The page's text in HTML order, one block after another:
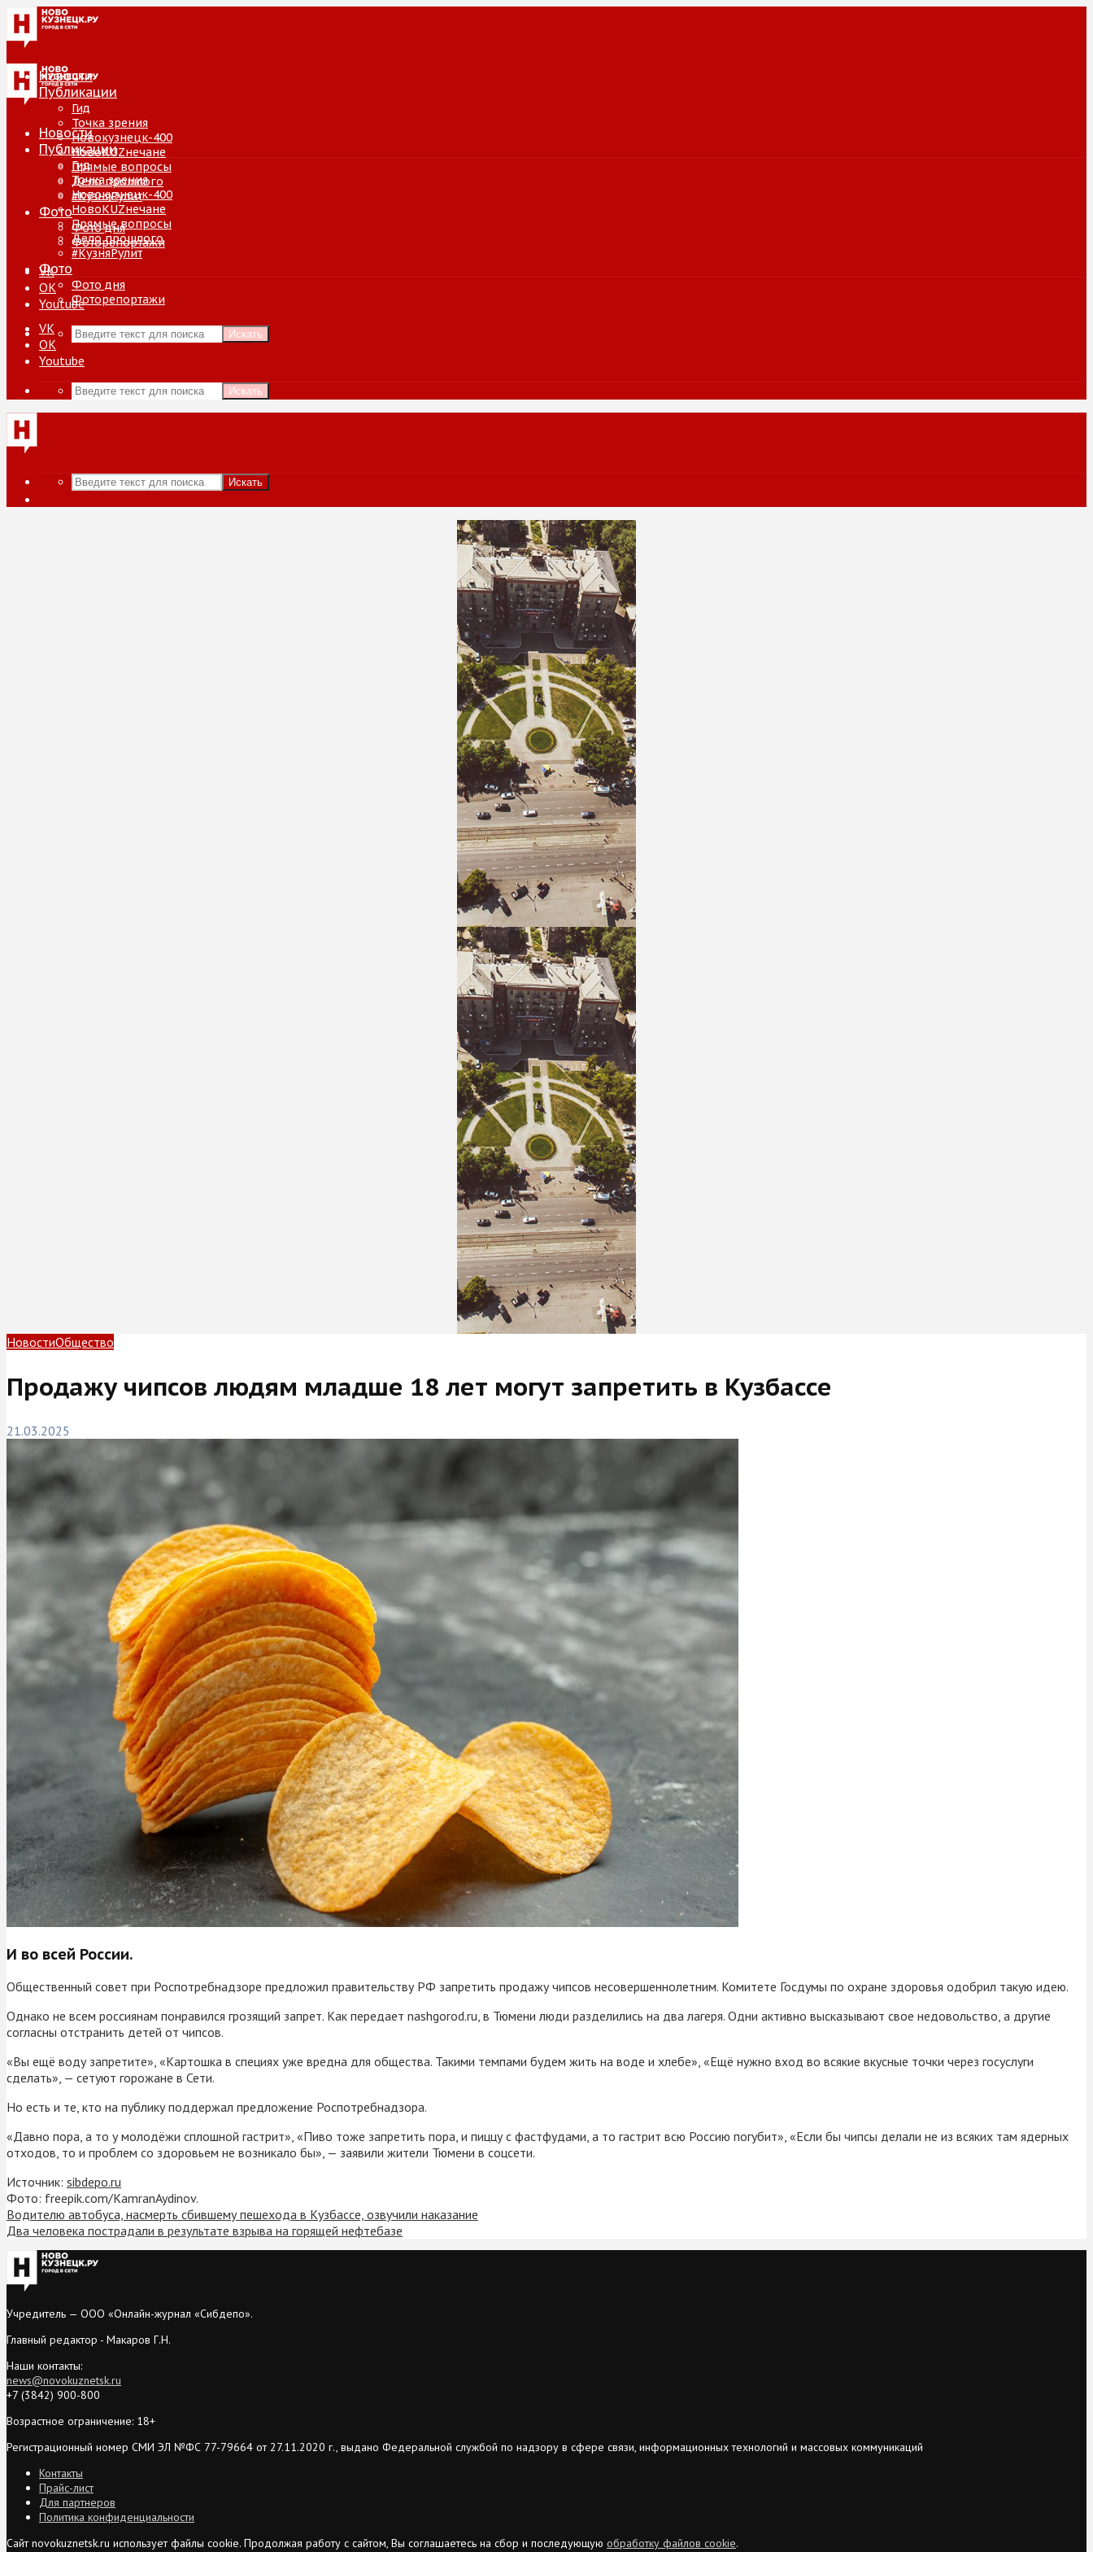
Новости
Публикации
Гид
Точка зрения
Новокузнецк-400
НовоKUZнечане
Прямые вопросы
Дело прошлого
#КузняРулит
Фото
Фото дня
Фоторепортажи
VK
ОК
Youtube
Искать
Новости
Публикации
Гид
Точка зрения
Новокузнецк-400
НовоKUZнечане
Прямые вопросы
Дело прошлого
#КузняРулит
Фото
Фото дня
Фоторепортажи
VK
ОК
Youtube
Искать
Искать
НовостиОбщество
Продажу чипсов людям младше 18 лет могут запретить в Кузбассе
21.03.2025
И во всей России.
Общественный совет при Роспотребнадзоре предложил правительству РФ запретить продажу чипсов несовершеннолетним. Комитете Госдумы по охране здоровья одобрил такую идею.
Однако не всем россиянам понравился грозящий запрет. Как передает nashgorod.ru, в Тюмени люди разделились на два лагеря. Одни активно высказывают свое недовольство, а другие
согласны отстранить детей от чипсов.
«Вы ещё воду запретите», «Картошка в специях уже вредна для общества. Такими темпами будем жить на воде и хлебе», «Ещё нужно вход во всякие вкусные точки через госуслуги
сделать», — сетуют горожане в Сети.
Но есть и те, кто на публику поддержал предложение Роспотребнадзора.
«Давно пора, а то у молодёжи сплошной гастрит», «Пиво тоже запретить пора, и пиццу с фастфудами, а то гастрит всю Россию погубит», «Если бы чипсы делали не из всяких там ядерных
отходов, то и проблем со здоровьем не возникало бы», — заявили жители Тюмени в соцсети.
Источник: sibdepo.ru
Фото: freepik.com/KamranAydinov.
Водителю автобуса, насмерть сбившему пешехода в Кузбассе, озвучили наказание
Два человека пострадали в результате взрыва на горящей нефтебазе
Учредитель — ООО «Онлайн-журнал «Сибдепо».
Главный редактор - Макаров Г.Н.
Наши контакты:
news@novokuznetsk.ru
+7 (3842) 900-800
Возрастное ограничение: 18+
Регистрационный номер СМИ ЭЛ №ФС 77-79664 от 27.11.2020 г., выдано Федеральной службой по надзору в сфере связи, информационных технологий и массовых коммуникаций
Контакты
Прайс-лист
Для партнеров
Политика конфиденциальности
Сайт novokuznetsk.ru использует файлы cookie. Продолжая работу с сайтом, Вы соглашаетесь на сбор и последующую обработку файлов cookie.